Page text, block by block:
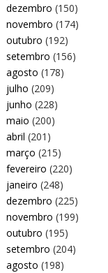
dezembro (150)
novembro (174)
outubro (192)
setembro (156)
agosto (178)
julho (209)
junho (228)
maio (200)
abril (201)
março (215)
fevereiro (220)
janeiro (248)
dezembro (225)
novembro (199)
outubro (195)
setembro (204)
agosto (198)